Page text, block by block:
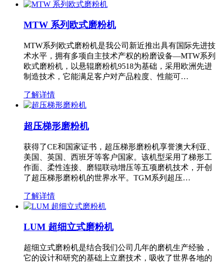
MTW 系列欧式磨粉机
MTW系列欧式磨粉机是我公司新近推出具有国际先进技
术水平，拥有多项自主技术产权的粉磨设备—MTW系列
欧式磨粉机，以悬辊磨粉机9518为基础，采用欧洲先进
制造技术，它能满足客户对产品粒度、性能可…
了解详情
超压梯形磨粉机
获得了CE和国家证书，超压梯形磨粉机享誉澳大利亚、
美国、英国、西班牙等客户国家。该机型采用了梯形工
作面、柔性连接、磨辊联动增压等五项磨机技术，开创
了超压梯形磨粉机的世界水平。TGM系列超压…
了解详情
LUM 超细立式磨粉机
超细立式磨粉机是结合我们公司几年的磨机生产经验，
它的设计和研究的基础上立磨技术，吸收了世界各地的